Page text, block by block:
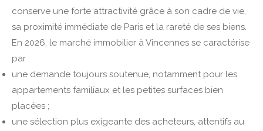
conserve une forte attractivité grâce à son cadre de vie,
sa proximité immédiate de Paris et la rareté de ses biens.
En 2026, le marché immobilier à Vincennes se caractérise
par :
une demande toujours soutenue, notamment pour les
appartements familiaux et les petites surfaces bien
placées ;
une sélection plus exigeante des acheteurs, attentifs au